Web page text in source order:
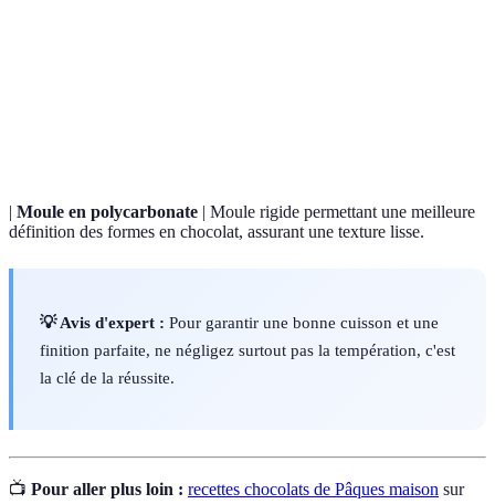
| Moule en polycarbonate | Moule rigide permettant une meilleure
définition des formes en chocolat, assurant une texture lisse.
💡 Avis d'expert : Pour garantir une bonne cuisson et une
finition parfaite, ne négligez surtout pas la températion, c'est
la clé de la réussite.
📺 Pour aller plus loin : recettes chocolats de Pâques maison sur